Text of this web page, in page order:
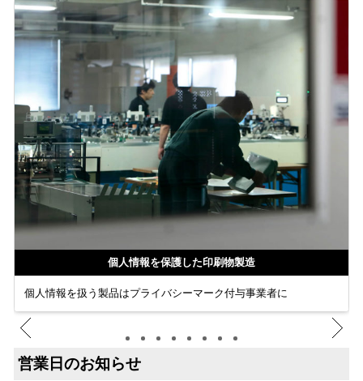
個人情報を保護した印刷物製造
個人情報を扱う製品はプライバシーマーク付与事業者に
営業日のお知らせ